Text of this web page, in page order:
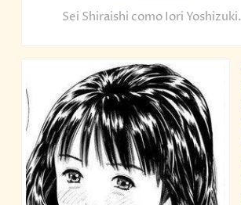
Sei Shiraishi como Iori Yoshizuki.